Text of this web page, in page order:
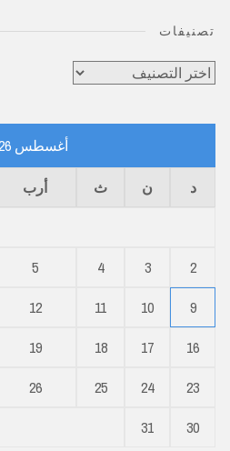
تصنيفات
تصنيفات
أغسطس 2026
د ن ث أرب
2
3
4
5
9
10
11
12
16
17
18
19
23
24
25
26
30
31